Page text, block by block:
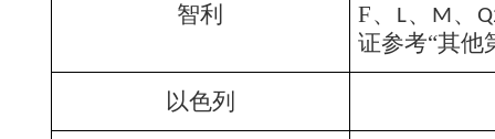
智利 F、 L、 M 、
证参考“其他
以色列